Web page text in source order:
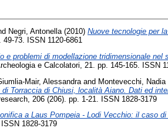
Negri, Antonella (2010) Nuove tecnologie per
73. ISSN 1120-6861
e problemi di modellazione tridimensionale nel
e Calcolatori, 21. pp. 145-165. ISSN
Mair, Alessandra and Montevecchi, Nadia
Torraccia di Chiusi, località Aiano. Dati ed
206 (206). pp. 1-21. ISSN 1828-3179
a Laus Pompeia - Lodi Vecchio: il caso di
1828-3179